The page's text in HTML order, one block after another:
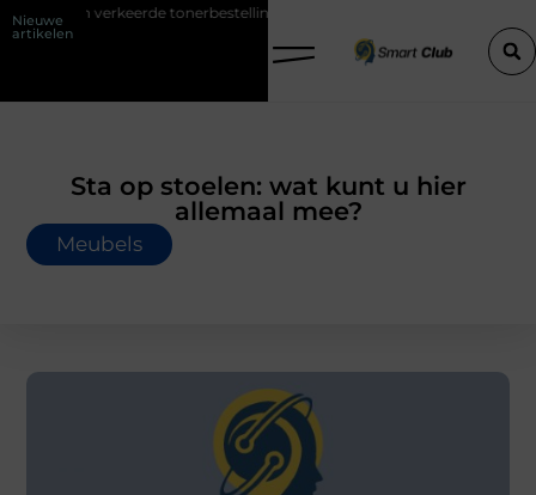
Nieuwe
artikelen
een verkeerde tonerbestelling bij HP printers
Sta op stoelen: wat kunt u hier
allemaal mee?
Meubels